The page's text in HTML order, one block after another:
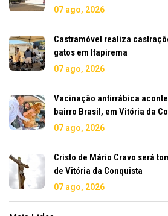
07 ago, 2026
Castramóvel realiza
gatos em Itapirema
07 ago, 2026
Vacinação antirrábica
bairro Brasil, em Vitória da
07 ago, 2026
Cristo de Mário Cravo será
de Vitória da Conquista
07 ago, 2026